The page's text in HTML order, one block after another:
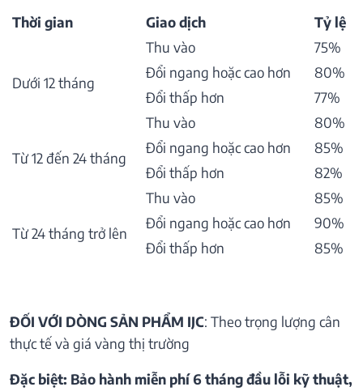
Thời gian Giao dịch Tỷ lệ
Dưới 12 tháng
Thu vào
75%
Đổi ngang hoặc cao hơn
80%
Đổi thấp hơn
77%
Từ 12 đến 24 tháng
Thu vào
80%
Đổi ngang hoặc cao hơn
85%
Đổi thấp hơn
82%
Từ 24 tháng trở lên
Thu vào
85%
Đổi ngang hoặc cao hơn
90%
Đổi thấp hơn
85%
ĐỐI VỚI DÒNG SẢN PHẨM IJC: Theo trọng lượng cân
thực tế và giá vàng thị trường
Đặc biệt: Bảo hành miễn phí 6 tháng đầu lỗi kỹ thuật,